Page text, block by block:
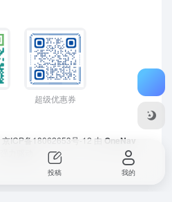
超级优惠券
京ICP备18062653号-12 由 OneNav
投稿 我的